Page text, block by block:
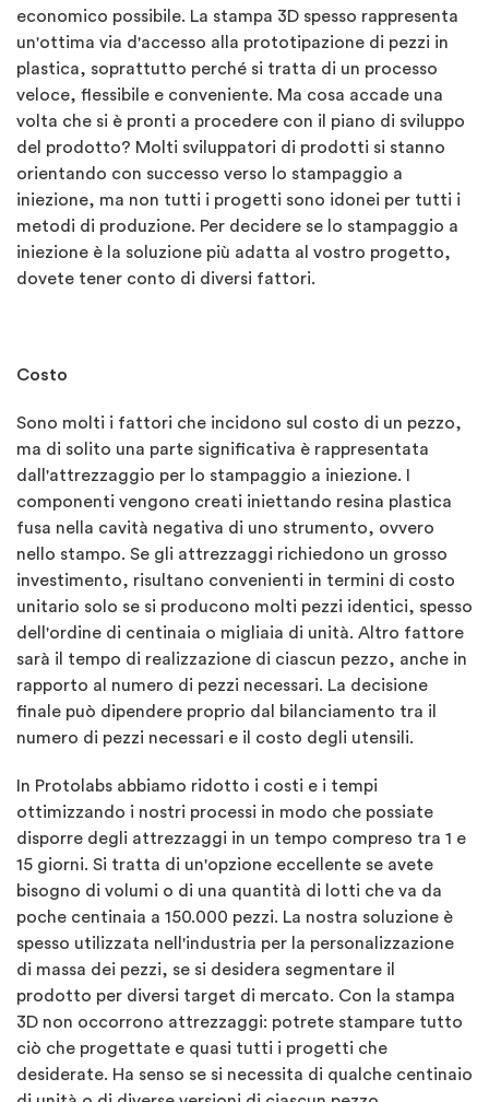
economico possibile. La stampa 3D spesso rappresenta
un'ottima via d'accesso alla prototipazione di pezzi in
plastica, soprattutto perché si tratta di un processo
veloce, flessibile e conveniente. Ma cosa accade una
volta che si è pronti a procedere con il piano di sviluppo
del prodotto? Molti sviluppatori di prodotti si stanno
orientando con successo verso lo stampaggio a
iniezione, ma non tutti i progetti sono idonei per tutti i
metodi di produzione. Per decidere se lo stampaggio a
iniezione è la soluzione più adatta al vostro progetto,
dovete tener conto di diversi fattori.
Costo
Sono molti i fattori che incidono sul costo di un pezzo,
ma di solito una parte significativa è rappresentata
dall'attrezzaggio per lo stampaggio a iniezione. I
componenti vengono creati iniettando resina plastica
fusa nella cavità negativa di uno strumento, ovvero
nello stampo. Se gli attrezzaggi richiedono un grosso
investimento, risultano convenienti in termini di costo
unitario solo se si producono molti pezzi identici, spesso
dell'ordine di centinaia o migliaia di unità. Altro fattore
sarà il tempo di realizzazione di ciascun pezzo, anche in
rapporto al numero di pezzi necessari. La decisione
finale può dipendere proprio dal bilanciamento tra il
numero di pezzi necessari e il costo degli utensili.
In Protolabs abbiamo ridotto i costi e i tempi
ottimizzando i nostri processi in modo che possiate
disporre degli attrezzaggi in un tempo compreso tra 1 e
15 giorni. Si tratta di un'opzione eccellente se avete
bisogno di volumi o di una quantità di lotti che va da
poche centinaia a 150.000 pezzi. La nostra soluzione è
spesso utilizzata nell'industria per la personalizzazione
di massa dei pezzi, se si desidera segmentare il
prodotto per diversi target di mercato. Con la stampa
3D non occorrono attrezzaggi: potrete stampare tutto
ciò che progettate e quasi tutti i progetti che
desiderate. Ha senso se si necessita di qualche centinaio